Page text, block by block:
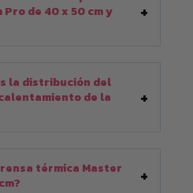
de 40 x 50 cm y
la distribución del
de la
térmica Master